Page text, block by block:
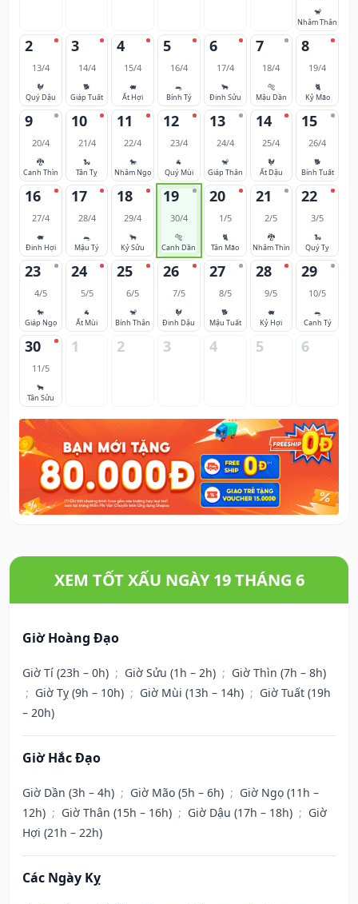
🐒
Nhâm Thân
2
13/4
🐓
Quý Dậu
3
14/4
🐕
Giáp Tuất
4
15/4
🐖
Ất Hợi
5
16/4
🐀
Bính Tý
6
17/4
🐂
Đinh Sửu
7
18/4
🐅
Mậu Dần
8
19/4
🐈
Kỷ Mão
9
20/4
🐉
Canh Thìn
10
21/4
🐍
Tân Tỵ
11
22/4
🐎
Nhâm Ngọ
12
23/4
🐐
Quý Mùi
13
24/4
🐒
Giáp Thân
14
25/4
🐓
Ất Dậu
15
26/4
🐕
Bính Tuất
16
27/4
🐖
Đinh Hợi
17
28/4
🐀
Mậu Tý
18
29/4
🐂
Kỷ Sửu
19
30/4
🐅
Canh Dần
20
1/5
🐈
Tân Mão
21
2/5
🐉
Nhâm Thìn
22
3/5
🐍
Quý Tỵ
23
4/5
🐎
Giáp Ngọ
24
5/5
🐐
Ất Mùi
25
6/5
🐒
Bính Thân
26
7/5
🐓
Đinh Dậu
27
8/5
🐕
Mậu Tuất
28
9/5
🐖
Kỷ Hợi
29
10/5
🐀
Canh Tý
30
11/5
🐂
Tân Sửu
1 2 3 4 5 6
XEM TỐT XẤU NGÀY 19 THÁNG 6
Giờ Hoàng Đạo
Giờ Tí (23h – 0h) ; Giờ Sửu (1h – 2h) ; Giờ Thìn (7h – 8h)
; Giờ Tỵ (9h – 10h) ; Giờ Mùi (13h – 14h) ; Giờ Tuất (19h
– 20h)
Giờ Hắc Đạo
Giờ Dần (3h – 4h) ; Giờ Mão (5h – 6h) ; Giờ Ngọ (11h –
12h) ; Giờ Thân (15h – 16h) ; Giờ Dậu (17h – 18h) ; Giờ
Hợi (21h – 22h)
Các Ngày Kỵ